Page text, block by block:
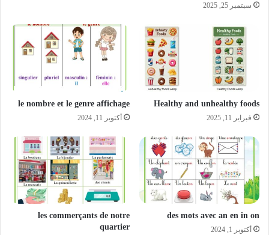
سبتمبر 25, 2025
Healthy and unhealthy foods
فبراير 11, 2025
le nombre et le genre affichage
أكتوبر 11, 2024
des mots avec an en in on
أكتوبر 1, 2024
les commerçants de notre
quartier